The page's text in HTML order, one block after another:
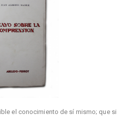
el conocimiento de sí mismo; que si